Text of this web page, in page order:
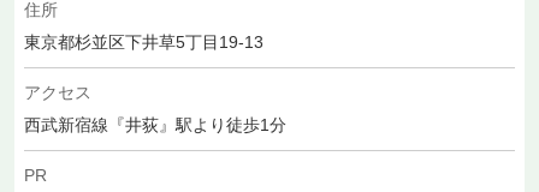
住所
東京都杉並区下井草5丁目19-13
アクセス
西武新宿線『井荻』駅より徒歩1分
PR